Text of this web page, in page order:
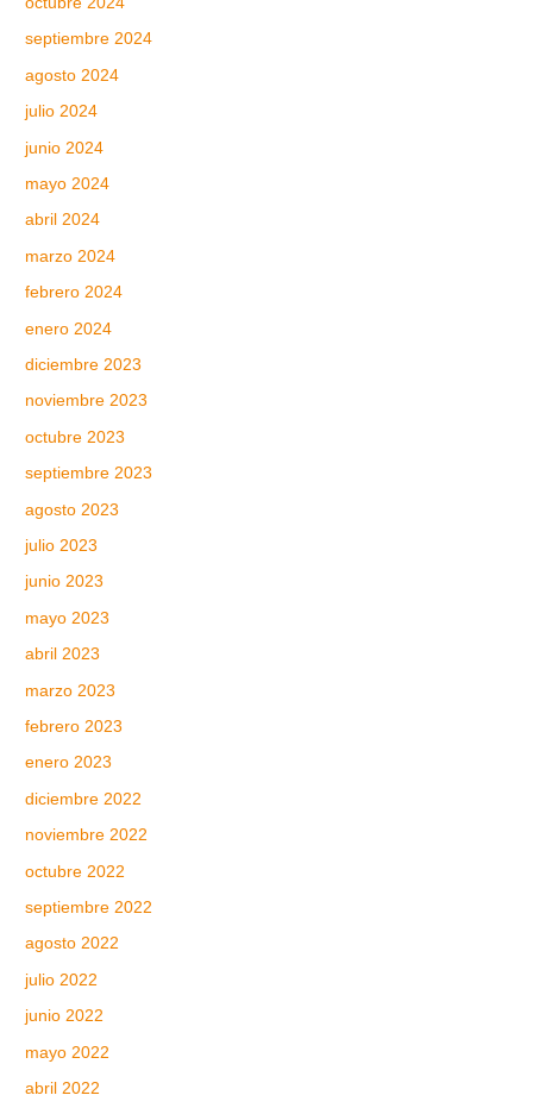
septiembre 2024
agosto 2024
julio 2024
junio 2024
mayo 2024
abril 2024
marzo 2024
febrero 2024
enero 2024
diciembre 2023
noviembre 2023
octubre 2023
septiembre 2023
agosto 2023
julio 2023
junio 2023
mayo 2023
abril 2023
marzo 2023
febrero 2023
enero 2023
diciembre 2022
noviembre 2022
octubre 2022
septiembre 2022
agosto 2022
julio 2022
junio 2022
mayo 2022
abril 2022